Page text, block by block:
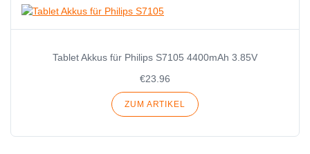
Tablet Akkus für Philips S7105 4400mAh 3.85V
€23.96
ZUM ARTIKEL